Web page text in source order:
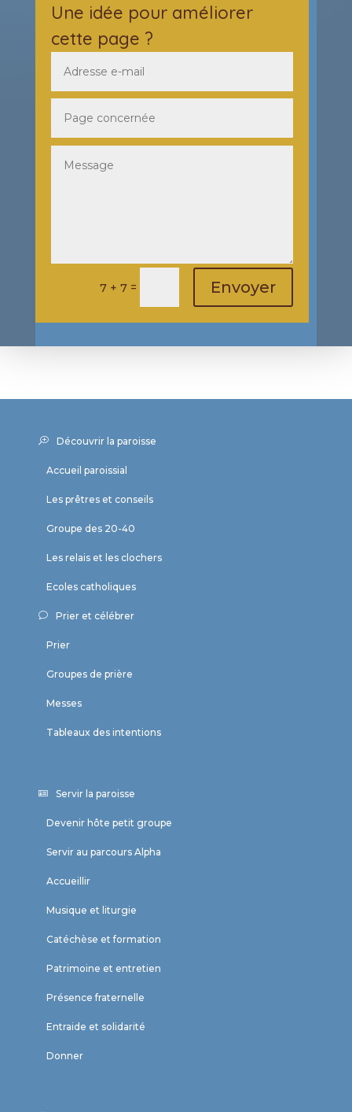
Une idée pour améliorer
cette page ?
7 + 7 = Envoyer
Découvrir la paroisse
Accueil paroissial
Les prêtres et conseils
Groupe des 20-40
Les relais et les clochers
Ecoles catholiques
Prier et célébrer
Prier
Groupes de prière
Messes
Tableaux des intentions
Servir la paroisse
Devenir hôte petit groupe
Servir au parcours Alpha
Accueillir
Musique et liturgie
Catéchèse et formation
Patrimoine et entretien
Présence fraternelle
Entraide et solidarité
Donner